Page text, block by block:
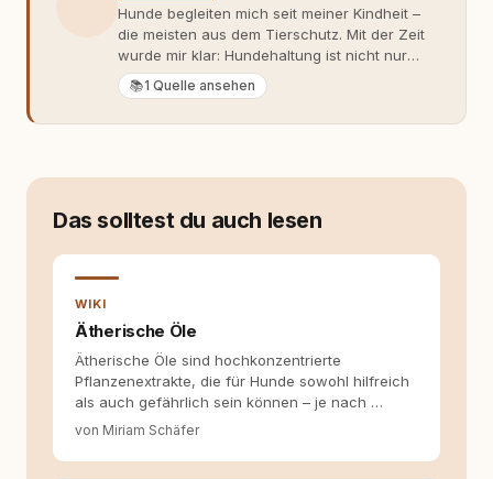
Hunde begleiten mich seit meiner Kindheit –
die meisten aus dem Tierschutz. Mit der Zeit
wurde mir klar: Hundehaltung ist nicht nur
Gefühl, sondern Verantwortung und
Fachwissen. Der Wendepunkt kam mit meinem
moderner Hundeerziehung
entsteht echte Bindung dort, wo Verständnis
Wissens- und Serviceportal für
und der Schweiz. Meine Überzeugung:
Hund versteht, trifft bessere Entscheidungen –
für ein Zusammenleben, das beiden guttut.
📚1 Quelle ansehen
Das solltest du auch lesen
WIKI
Ätherische Öle
Ätherische Öle sind hochkonzentrierte
Pflanzenextrakte, die für Hunde sowohl hilfreich
als auch gefährlich sein können – je nach …
von Miriam Schäfer